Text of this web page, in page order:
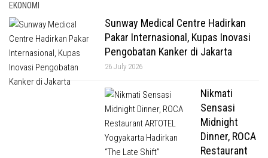
EKONOMI
Sunway Medical Centre Hadirkan
Pakar Internasional, Kupas Inovasi
Pengobatan Kanker di Jakarta
26 July 2026
Nikmati
Sensasi
Midnight
Dinner, ROCA
Restaurant